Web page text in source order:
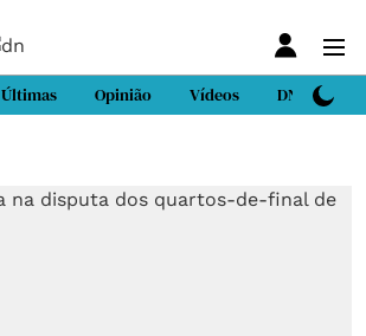
Últimas Opinião Vídeos DN Sport